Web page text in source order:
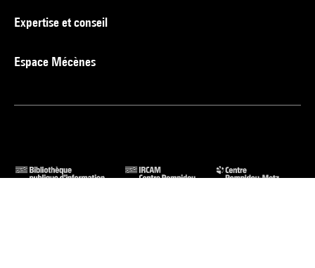
Expertise et conseil
Espace Mécènes